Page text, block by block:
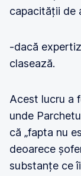
capacității de
-dacă
clasează.
Acest lucru a
unde
că „fapta nu
deoarece
substanțe ce